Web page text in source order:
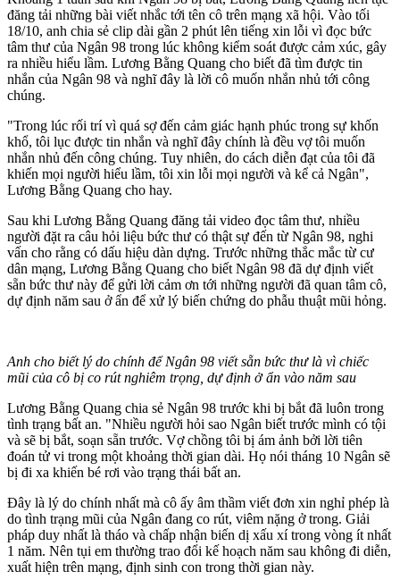
đăng tải những bài viết nhắc tới tên cô trên mạng xã hội. Vào tối
18/10, anh chia sẻ clip dài gần 2 phút lên tiếng xin lỗi vì đọc bức
tâm thư của Ngân 98 trong lúc không kiểm soát được cảm xúc, gây
ra nhiều hiểu lầm. Lương Bằng Quang cho biết đã tìm được tin
nhắn của Ngân 98 và nghĩ đây là lời cô muốn nhắn nhủ tới công
chúng.
"Trong lúc rối trí vì quá sợ đến cảm giác hạnh phúc trong sự khốn
khổ, tôi lục được tin nhắn và nghĩ đây chính là đều vợ tôi muốn
nhắn nhủ đến công chúng. Tuy nhiên, do cách diễn đạt của tôi đã
khiến mọi người hiểu lầm, tôi xin lỗi mọi người và kể cả Ngân",
Lương Bằng Quang cho hay.
Sau khi Lương Bằng Quang đăng tải video đọc tâm thư, nhiều
người đặt ra câu hỏi liệu bức thư có thật sự đến từ Ngân 98, nghi
vấn cho rằng có dấu hiệu dàn dựng. Trước những thắc mắc từ cư
dân mạng, Lương Bằng Quang cho biết Ngân 98 đã dự định viết
sẵn bức thư này để gửi lời cảm ơn tới những người đã quan tâm cô,
dự định năm sau ở ẩn để xử lý biến chứng do phẫu thuật mũi hỏng.
Anh cho biết lý do chính để Ngân 98 viết sẵn bức thư là vì chiếc
mũi của cô bị co rút nghiêm trọng, dự định ở ẩn vào năm sau
Lương Bằng Quang chia sẻ Ngân 98 trước khi bị bắt đã luôn trong
tình trạng bất an. "Nhiều người hỏi sao Ngân biết trước mình có tội
và sẽ bị bắt, soạn sẵn trước. Vợ chồng tôi bị ám ảnh bởi lời tiên
đoán tử vi trong một khoảng thời gian dài. Họ nói tháng 10 Ngân sẽ
bị đi xa khiến bé rơi vào trạng thái bất an.
Đây là lý do chính nhất mà cô ấy âm thầm viết đơn xin nghỉ phép là
do tình trạng mũi của Ngân đang co rút, viêm nặng ở trong. Giải
pháp duy nhất là tháo và chấp nhận biến dị xấu xí trong vòng ít nhất
1 năm. Nên tụi em thường trao đổi kế hoạch năm sau không đi diễn,
xuất hiện trên mạng, định sinh con trong thời gian này.